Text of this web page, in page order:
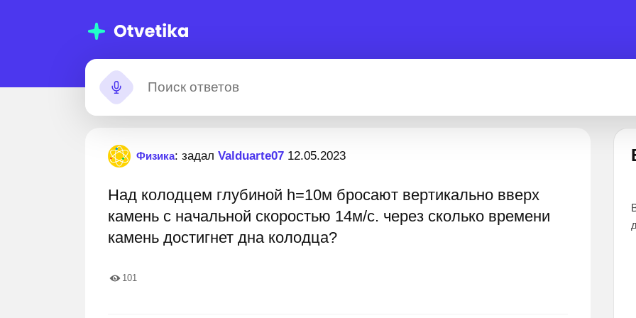
Физика: задал Valduarte07 12.05.2023
Над колодцем глубиной h=10м бросают вертикально вверх
камень с начальной скоростью 14м/с. через сколько времени
камень достигнет дна колодца?
101
Застрял?
Лучшие эксперты готовы помочь 24 часа
Все эксперты прошли тщательный отбор и
дают наиболее точные и понятные ответы